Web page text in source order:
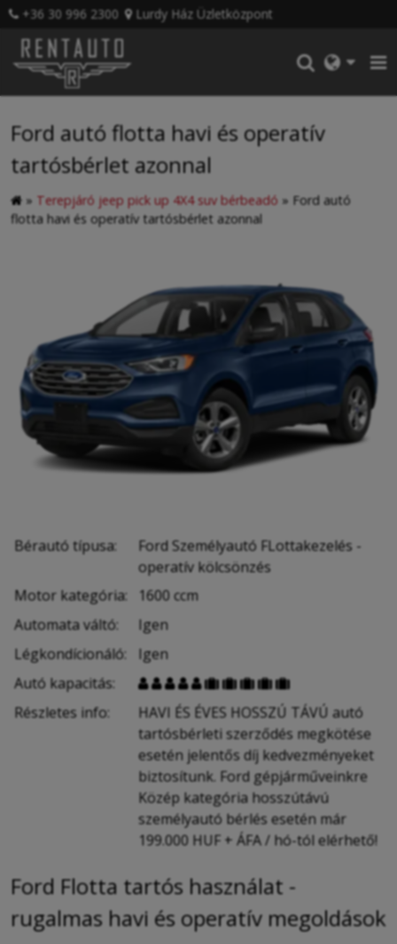
+36 30 996 2300 Lurdy Ház Üzletközpont
Ford autó flotta havi és operatív
tartósbérlet azonnal
» Terepjáró jeep pick up 4X4 suv bérbeadó » Ford autó
flotta havi és operatív tartósbérlet azonnal
Bérautó típusa:
Ford Személyautó FLottakezelés -
operatív kölcsönzés
Motor kategória:
1600 ccm
Automata váltó:
Igen
Légkondícionáló:
Igen
Autó kapacitás:
        
Részletes info:
HAVI ÉS ÉVES HOSSZÚ TÁVÚ autó
tartósbérleti szerződés megkötése
esetén jelentős díj kedvezményeket
biztosítunk. Ford gépjárműveinkre
Közép kategória hosszútávú
személyautó bérlés esetén már
199.000 HUF + ÁFA / hó-tól elérhető!
Ford Flotta tartós használat -
rugalmas havi és operatív megoldások